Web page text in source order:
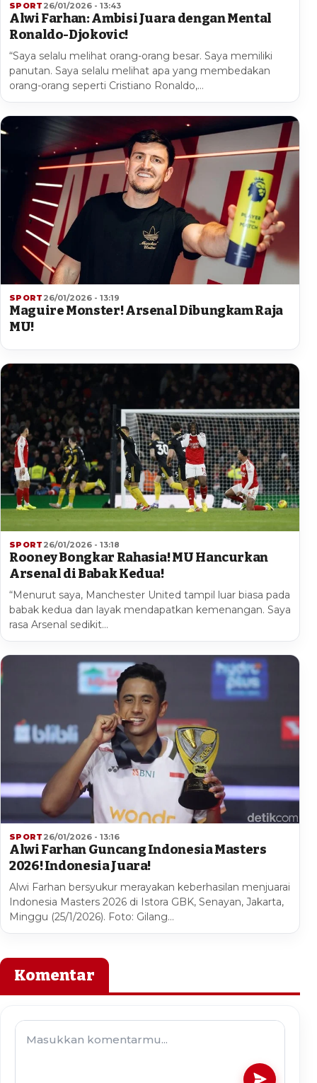
SPORT 26/01/2026 - 13:43
Alwi Farhan: Ambisi Juara dengan Mental
Ronaldo-Djokovic!
“Saya selalu melihat orang-orang besar. Saya memiliki
panutan. Saya selalu melihat apa yang membedakan
orang-orang seperti Cristiano Ronaldo,…
SPORT 26/01/2026 - 13:19
Maguire Monster! Arsenal Dibungkam Raja
MU!
SPORT 26/01/2026 - 13:18
Rooney Bongkar Rahasia! MU Hancurkan
Arsenal di Babak Kedua!
“Menurut saya, Manchester United tampil luar biasa pada
babak kedua dan layak mendapatkan kemenangan. Saya
rasa Arsenal sedikit…
SPORT 26/01/2026 - 13:16
Alwi Farhan Guncang Indonesia Masters
2026! Indonesia Juara!
Alwi Farhan bersyukur merayakan keberhasilan menjuarai
Indonesia Masters 2026 di Istora GBK, Senayan, Jakarta,
Minggu (25/1/2026). Foto: Gilang…
Komentar